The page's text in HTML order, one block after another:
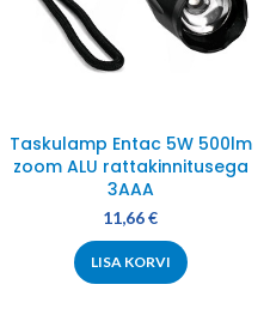
Taskulamp Entac 5W 500lm
zoom ALU rattakinnitusega
3AAA
11,66€
LISA KORVI